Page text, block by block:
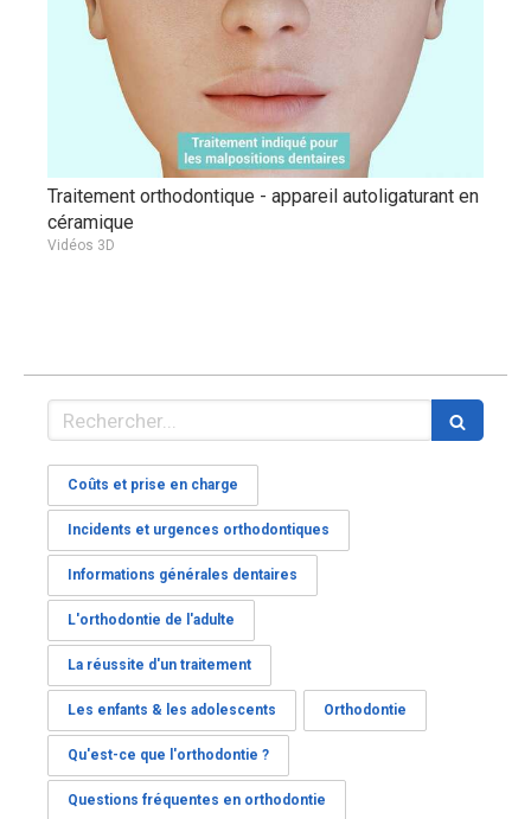
Traitement orthodontique - appareil autoligaturant en
céramique
Vidéos 3D
Rechercher
Coûts et prise en charge
Incidents et urgences orthodontiques
Informations générales dentaires
L'orthodontie de l'adulte
La réussite d'un traitement
Les enfants & les adolescents Orthodontie
Qu'est-ce que l'orthodontie ?
Questions fréquentes en orthodontie